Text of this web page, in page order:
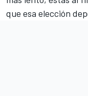
que esa elección